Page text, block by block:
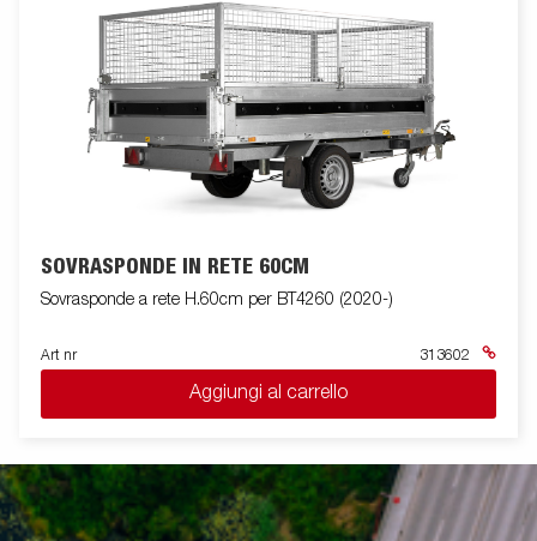
SOVRASPONDE IN RETE 60CM
Sovrasponde a rete H.60cm per BT4260 (2020-)
Art nr 313602
Aggiungi al carrello